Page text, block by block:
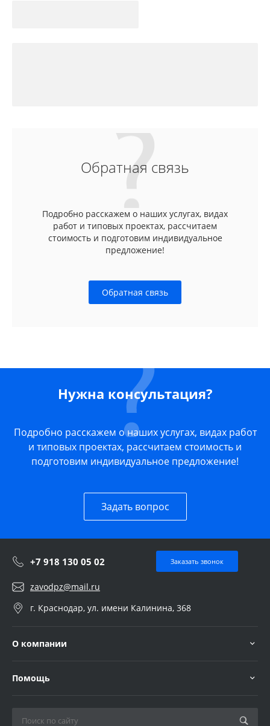
Обратная связь
Подробно расскажем о наших услугах, видах
работ и типовых проектах, рассчитаем
стоимость и подготовим индивидуальное
предложение!
Обратная связь
Нужна консультация?
Подробно расскажем о наших услугах, видах работ
и типовых проектах, рассчитаем стоимость и
подготовим индивидуальное предложение!
Задать вопрос
+7 918 130 05 02 Заказать звонок
zavodpz@mail.ru
г. Краснодар, ул. имени Калинина, 368
О компании
Помощь